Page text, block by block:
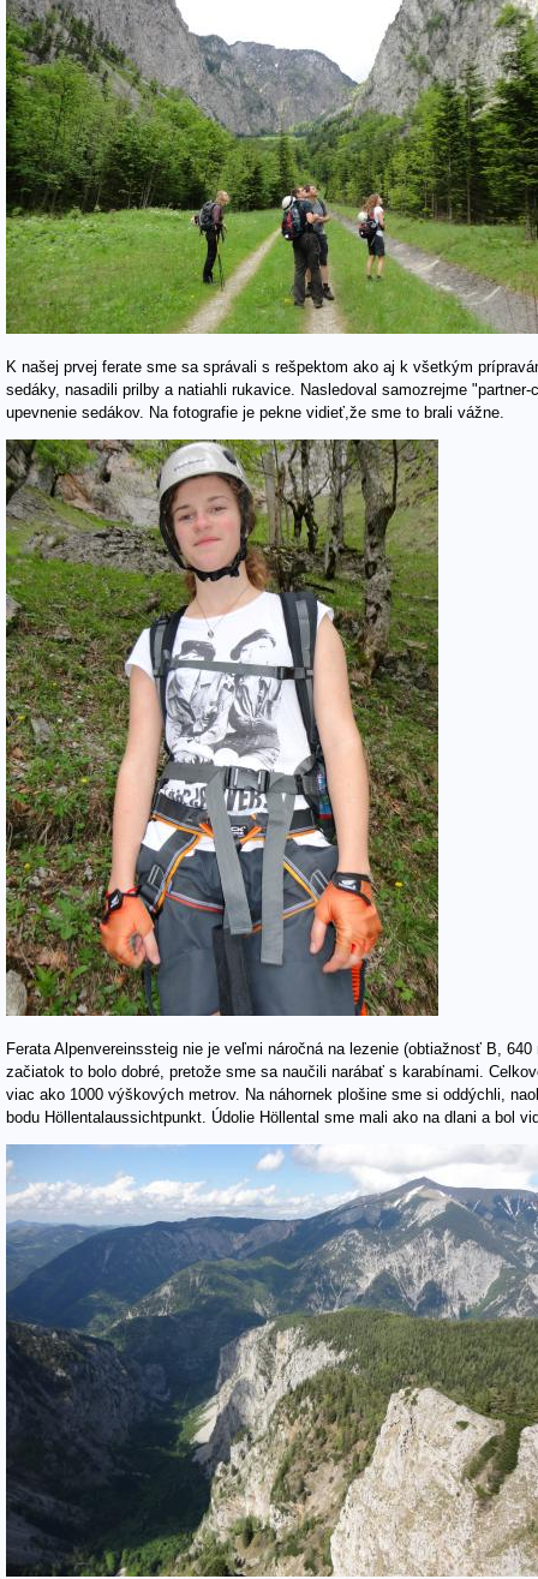
K našej prvej ferate sme sa správali s rešpektom ako aj k všetkým
sedáky, nasadili prilby a natiahli rukavice. Nasledoval samozrejme
upevnenie sedákov. Na fotografie je pekne vidieť,že sme to brali vážne.
Ferata Alpenvereinssteig nie je veľmi náročná na lezenie (obtiažnosť B,
začiatok to bolo dobré, pretože sme sa naučili narábať s karabínami.
viac ako 1000 výškových metrov. Na náhornek plošine sme si oddýchli,
bodu Höllentalaussichtpunkt. Údolie Höllental sme mali ako na dlani a bol